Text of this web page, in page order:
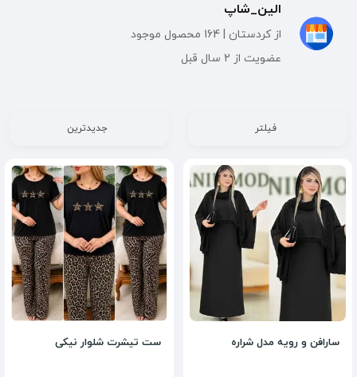
الین_شاپ
از کردستان | 164 محصول موجود
عضویت از 2 سال قبل
فیلتر جدیدترین
سارافن و رویه مدل شراره ست تیشرت شلوار نیکی